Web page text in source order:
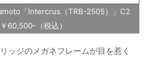
「Intercrus（TRB-2505）」C2
￥60,500-（税込）
ッジのメガネフレームが目を惹く